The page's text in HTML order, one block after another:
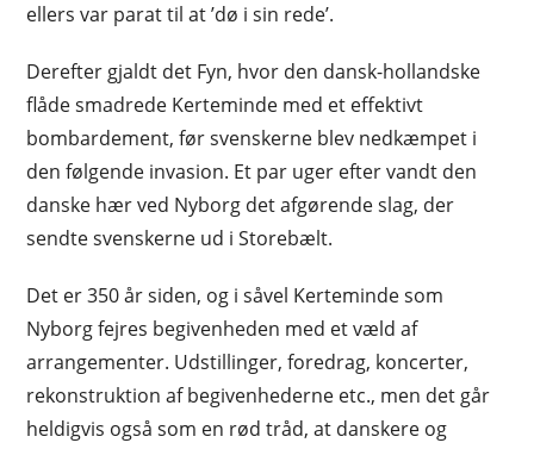
ellers var parat til at ’dø i sin rede’.
Derefter gjaldt det Fyn, hvor den dansk-hollandske
flåde smadrede Kerteminde med et effektivt
bombardement, før svenskerne blev nedkæmpet i
den følgende invasion. Et par uger efter vandt den
danske hær ved Nyborg det afgørende slag, der
sendte svenskerne ud i Storebælt.
Det er 350 år siden, og i såvel Kerteminde som
Nyborg fejres begivenheden med et væld af
arrangementer. Udstillinger, foredrag, koncerter,
rekonstruktion af begivenhederne etc., men det går
heldigvis også som en rød tråd, at danskere og